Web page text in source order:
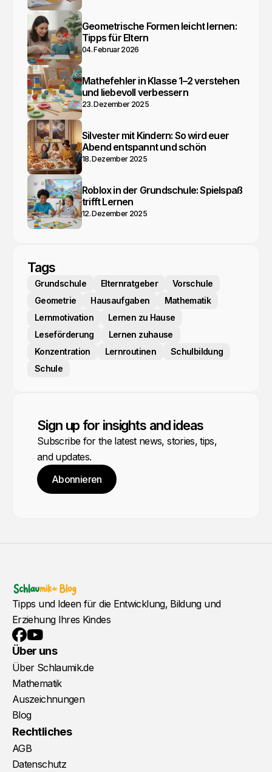
Geometrische Formen leicht lernen:
Tipps für Eltern
04. Februar 2026
Mathefehler in Klasse 1–2 verstehen
und liebevoll verbessern
23. Dezember 2025
Silvester mit Kindern: So wird euer
Abend entspannt und schön
18. Dezember 2025
Roblox in der Grundschule: Spielspaß
trifft Lernen
12. Dezember 2025
Tags
Grundschule Elternratgeber
Vorschule
Geometrie
Hausaufgaben
Mathematik
Lernmotivation
Lernen zu Hause
Leseförderung
Lernen zuhause
Konzentration
Lernroutinen
Schulbildung
Schule
Sign up for insights and ideas
Subscribe for the latest news, stories, tips,
and updates.
Abonnieren
Tipps und Ideen für die Entwicklung, Bildung und
Erziehung Ihres Kindes
Facebook
YouTube
Über uns
Über Schlaumik.de
Mathematik
Auszeichnungen
Blog
Rechtliches
AGB
Datenschutz